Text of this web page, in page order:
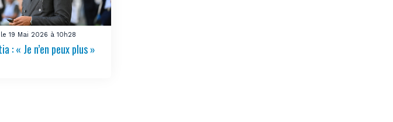
19 Mai 2026 à 10h28
: « Je n’en peux plus »